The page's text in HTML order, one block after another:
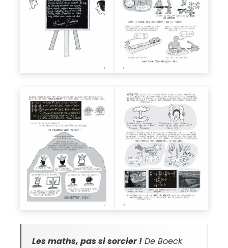
Les maths, pas si sorcier ! De Boeck